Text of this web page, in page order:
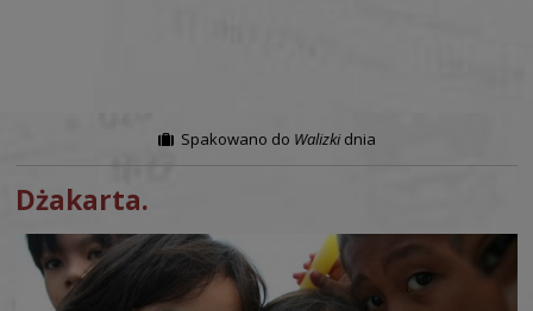
Spakowano do Walizkidnia
Dżakarta.